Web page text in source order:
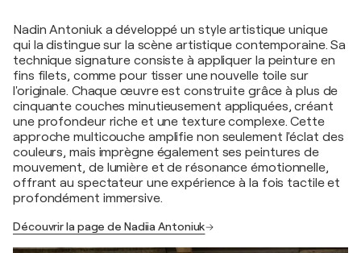
Nadin Antoniuk a développé un style artistique unique
qui la distingue sur la scène artistique contemporaine. Sa
technique signature consiste à appliquer la peinture en
fins filets, comme pour tisser une nouvelle toile sur
l'originale. Chaque œuvre est construite grâce à plus de
cinquante couches minutieusement appliquées, créant
une profondeur riche et une texture complexe. Cette
approche multicouche amplifie non seulement l'éclat des
couleurs, mais imprègne également ses peintures de
mouvement, de lumière et de résonance émotionnelle,
offrant au spectateur une expérience à la fois tactile et
profondément immersive.
Découvrir la page de Nadiia Antoniuk